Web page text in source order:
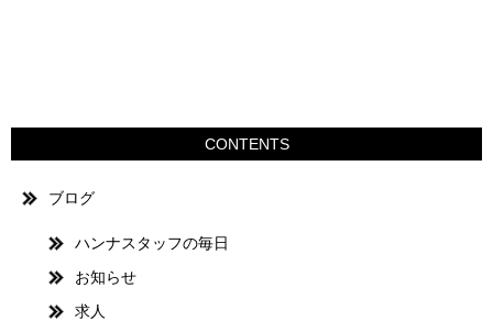
CONTENTS
ブログ
ハンナスタッフの毎日
お知らせ
求人